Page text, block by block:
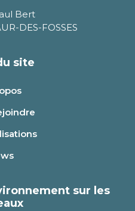
Bert
DES-FOSSES
site
sur les